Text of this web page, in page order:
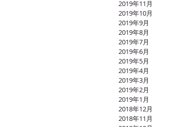
2019年11月
2019年10月
2019年9月
2019年8月
2019年7月
2019年6月
2019年5月
2019年4月
2019年3月
2019年2月
2019年1月
2018年12月
2018年11月